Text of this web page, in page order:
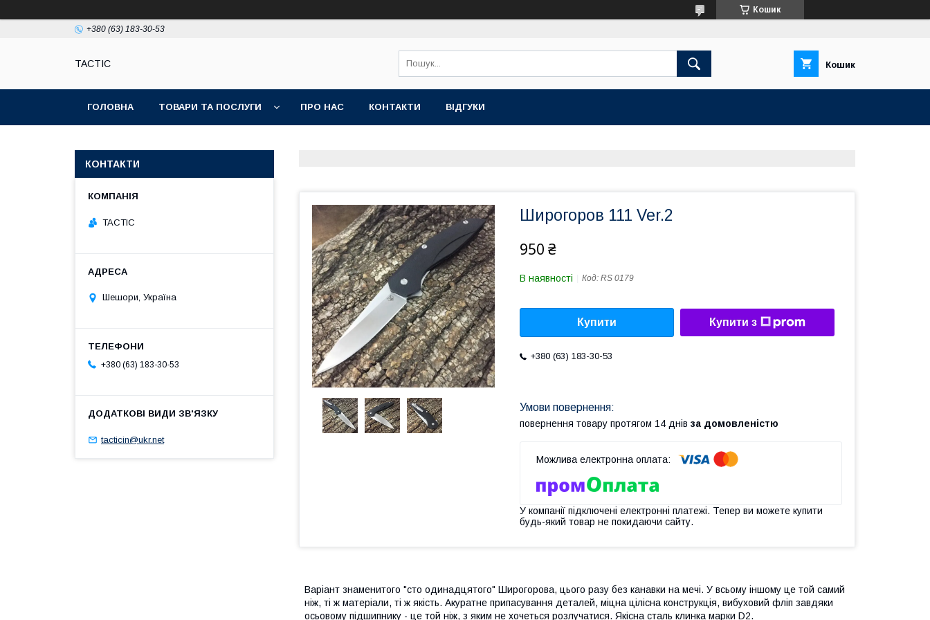
Кошик
+380 (63) 183-30-53
TACTIC Кошик
ГОЛОВНА ТОВАРИ ТА ПОСЛУГИ ПРО НАС КОНТАКТИ ВІДГУКИ
Широгоров 111 Ver.2
950 ₴
В наявності Код: RS 0179
Купити Купити з
+380 (63) 183-30-53
повернення товару протягом 14 днів за домовленістю
У компанії підключені електронні платежі. Тепер ви можете купити
будь-який товар не покидаючи сайту.
Варіант знаменитого "сто одинадцятого" Широгорова, цього разу без канавки на мечі. У всьому іншому це той самий
ніж, ті ж матеріали, ті ж якість. Акуратне припасування деталей, міцна цілісна конструкція, вибуховий фліп завдяки
осьовому підшипнику - це той ніж, з яким не хочеться розлучатися. Якісна сталь клинка марки D2.
КОНТАКТИ
TACTIC
Шешори, Україна
+380 (63) 183-30-53
tacticin@ukr.net